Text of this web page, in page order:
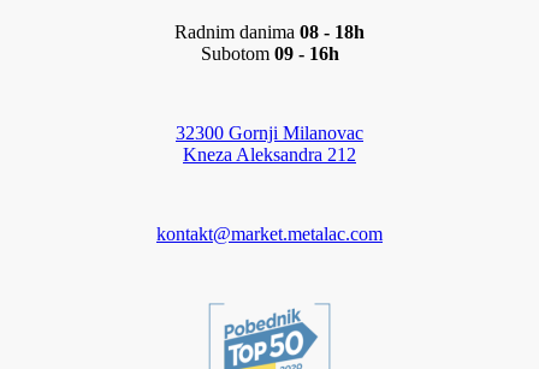
Radnim danima 08 - 18h
Subotom 09 - 16h
32300 Gornji Milanovac
Kneza Aleksandra 212
kontakt@market.metalac.com